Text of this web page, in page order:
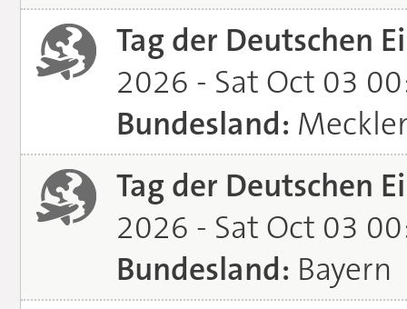
Tag der Deutschen
2026 - Sat Oct 03
Bundesland:
Tag der Deutschen
2026 - Sat Oct 03
Bundesland: Bayern